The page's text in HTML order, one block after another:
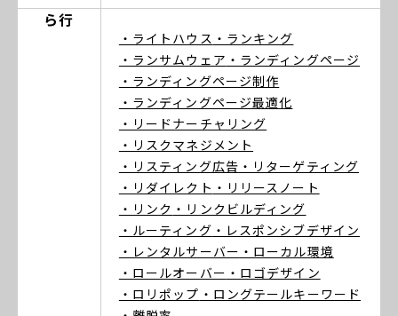
ら行
・ライトハウス ・ランキング
・ランサムウェア ・ランディングページ
・ランディングページ制作
・ランディングページ最適化
・リードナーチャリング
・リスクマネジメント
・リスティング広告 ・リターゲティング
・リダイレクト ・リリースノート
・リンク ・リンクビルディング
・ルーティング ・レスポンシブデザイン
・レンタルサーバー ・ローカル環境
・ロールオーバー ・ロゴデザイン
・ロリポップ ・ロングテールキーワード